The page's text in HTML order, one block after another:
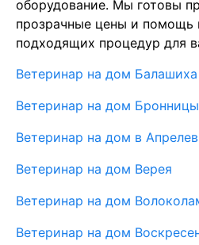
оборудование. Мы готовы
прозрачные цены и помощь
подходящих процедур для
Ветеринар на дом Балашиха
Ветеринар на дом Бронницы
Ветеринар на дом в
Ветеринар на дом Верея
Ветеринар на дом
Ветеринар на дом